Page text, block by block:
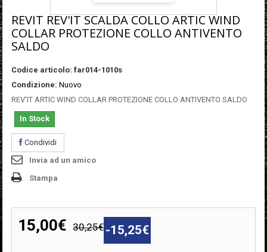
REVIT REV'IT SCALDA COLLO ARTIC WIND
COLLAR PROTEZIONE COLLO ANTIVENTO
SALDO
Codice articolo: far014-1010s
Condizione: Nuovo
REV'IT ARTIC WIND COLLAR PROTEZIONE COLLO ANTIVENTO SALDO
In Stock
Condividi
Invia ad un amico
Stampa
15,00€ 30,25€ -15,25€